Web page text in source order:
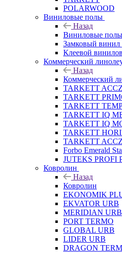
POLARWOOD
Виниловые полы
Назад
Виниловые полы
Замковый винил
Клеевой
Коммерческий
Назад
Коммерческий
TARKETT
TARKETT
TARKETT
TARKETT IQ
TARKETT IQ
TARKETT
TARKETT
Forbo Emerald
JUTEKS PROFI
Ковролин
Назад
Ковролин
EKONOMIK
EKVATOR URB
MERIDIAN URB
PORT TERMO
GLOBAL URB
LIDER URB
DRAGON